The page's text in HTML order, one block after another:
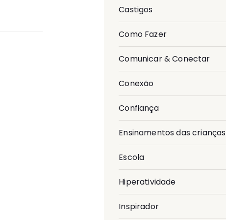
Castigos
Como Fazer
Comunicar & Conectar
Conexão
Confiança
Ensinamentos das crianças
Escola
Hiperatividade
Inspirador